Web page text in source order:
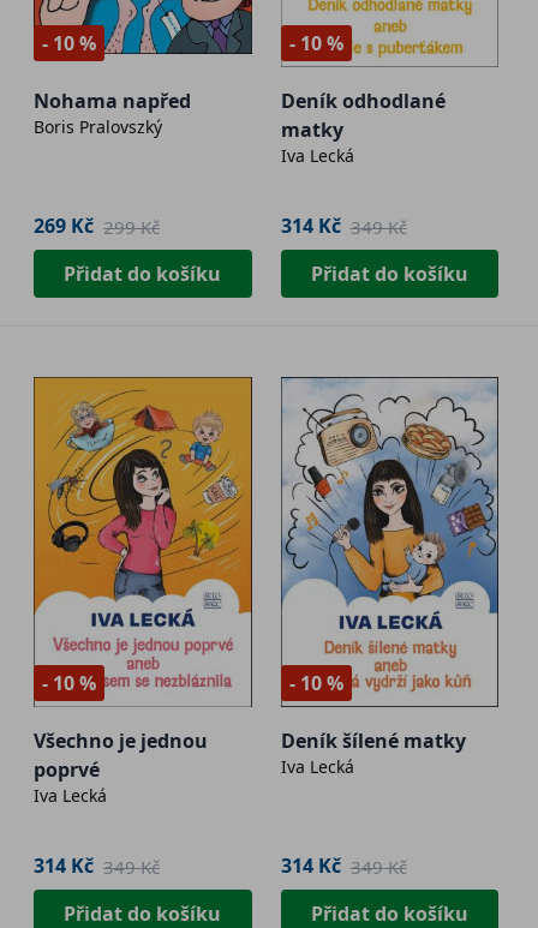
- 10 %
Nohama napřed
Boris Pralovszký
269 Kč 299 Kč
Přidat do košíku
- 10 %
Deník odhodlané
matky
Iva Lecká
314 Kč 349 Kč
Přidat do košíku
- 10 %
Všechno je jednou
poprvé
Iva Lecká
314 Kč 349 Kč
Přidat do košíku
- 10 %
Deník šílené matky
Iva Lecká
314 Kč 349 Kč
Přidat do košíku